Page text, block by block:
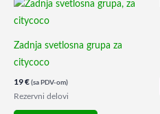
Zadnja svetlosna grupa za
citycoco
19€(sa PDV-om)
Rezervni delovi